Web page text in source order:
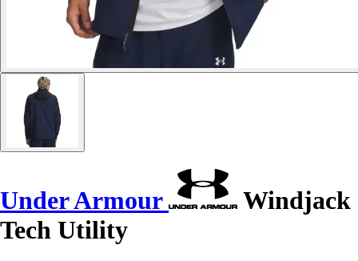
Under Armour
Windjack
Tech Utility